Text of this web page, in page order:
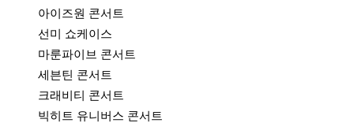
아이즈원 콘서트
선미 쇼케이스
마룬파이브 콘서트
세븐틴 콘서트
크래비티 콘서트
빅히트 유니버스 콘서트